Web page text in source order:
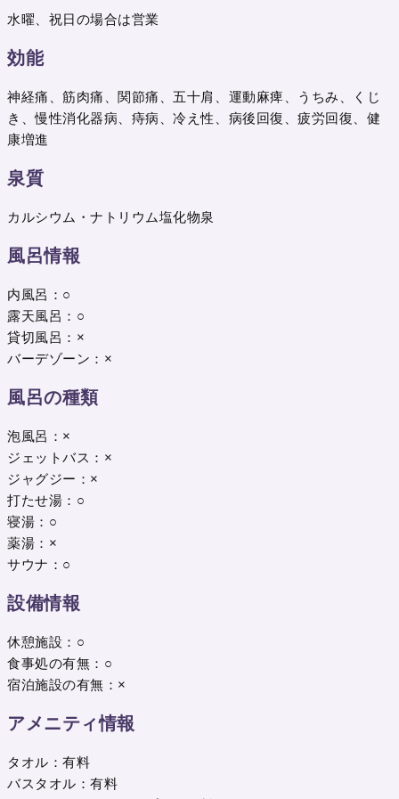
水曜、祝日の場合は営業
効能
神経痛、筋肉痛、関節痛、五十肩、運動麻痺、うちみ、くじ
き、慢性消化器病、痔病、冷え性、病後回復、疲労回復、健
康増進
泉質
カルシウム・ナトリウム塩化物泉
風呂情報
内風呂：○
露天風呂：○
貸切風呂：×
バーデゾーン：×
風呂の種類
泡風呂：×
ジェットバス：×
ジャグジー：×
打たせ湯：○
寝湯：○
薬湯：×
サウナ：○
設備情報
休憩施設：○
食事処の有無：○
宿泊施設の有無：×
アメニティ情報
タオル：有料
バスタオル：有料